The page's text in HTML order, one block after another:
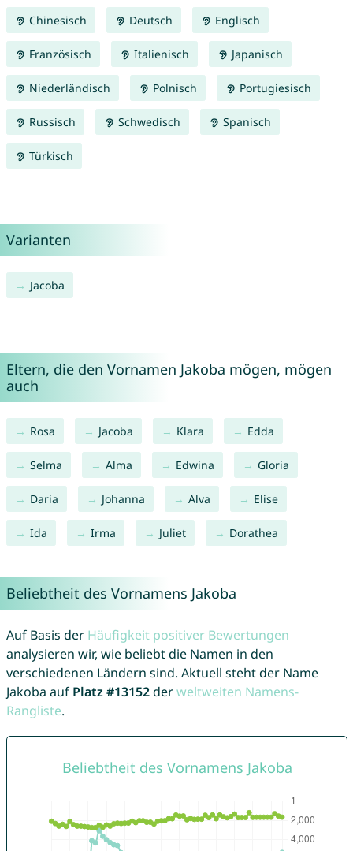
Chinesisch Deutsch Englisch
Französisch Italienisch Japanisch
Niederländisch Polnisch Portugiesisch
Russisch Schwedisch Spanisch
Türkisch
Varianten
Jacoba
Eltern, die den Vornamen Jakoba mögen, mögen
auch
Rosa Jacoba Klara Edda
Selma Alma Edwina Gloria
Daria Johanna Alva Elise
Ida Irma Juliet Dorathea
Beliebtheit des Vornamens Jakoba
Auf Basis der Häufigkeit positiver Bewertungen
analysieren wir, wie beliebt die Namen in den
verschiedenen Ländern sind. Aktuell steht der Name
Jakoba auf Platz #13152derweltweiten Namens-
Rangliste.